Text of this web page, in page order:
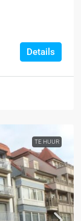
Details
TE HUUR